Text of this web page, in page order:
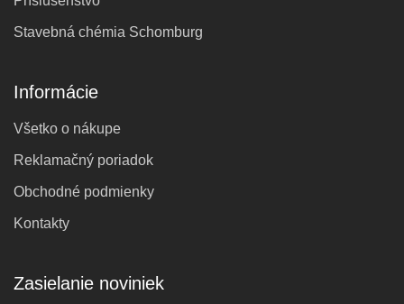
Stavebná chémia Schomburg
Informácie
Všetko o nákupe
Reklamačný poriadok
Obchodné podmienky
Kontakty
Zasielanie noviniek